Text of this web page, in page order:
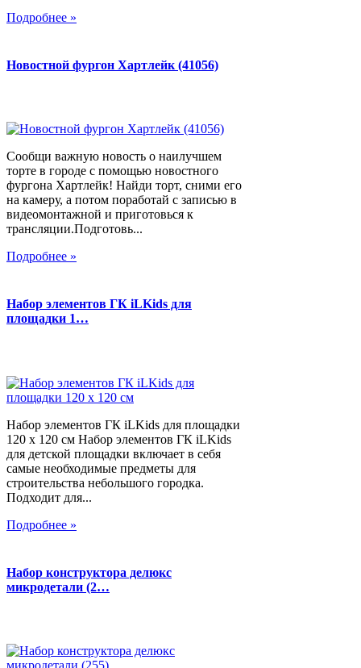
Подробнее »
Новостной фургон Хартлейк (41056)
Сообщи важную новость о наилучшем
торте в городе с помощью новостного
фургона Хартлейк! Найди торт, сними его
на камеру, а потом поработай с записью в
видеомонтажной и приготовься к
трансляции.Подготовь...
Подробнее »
Набор элементов ГК iLKids для
площадки 1…
Набор элементов ГК iLKids для площадки
120 х 120 см Набор элементов ГК iLKids
для детской площадки включает в себя
самые необходимые предметы для
строительства небольшого городка.
Подходит для...
Подробнее »
Набор конструктора делюкс
микродетали (2…